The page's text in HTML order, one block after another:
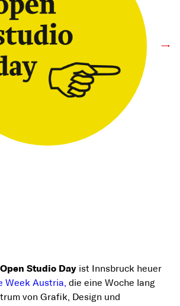
→
Open Studio Day ist Innsbruck heuer
Week Austria, die eine Woche lang
von Grafik, Design und